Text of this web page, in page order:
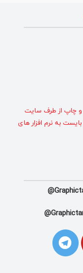
چاپ از طرف سایت
به نرم افزار های